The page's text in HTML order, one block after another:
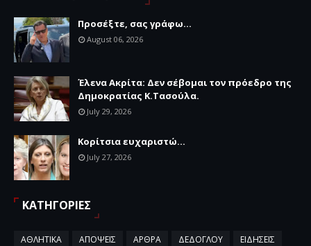
Προσέξτε, σας γράφω...
August 06, 2026
Έλενα Ακρίτα: Δεν σέβομαι τον πρόεδρο της
Δημοκρατίας Κ.Τασούλα.
July 29, 2026
Κορίτσια ευχαριστώ...
July 27, 2026
ΚΑΤΗΓΟΡΙΕΣ
ΑΘΛΗΤΙΚΑ ΑΠΟΨΕΙΣ ΑΡΘΡΑ ΔΕΔΟΓΛΟΥ
ΕΙΔΗΣΕΙΣ